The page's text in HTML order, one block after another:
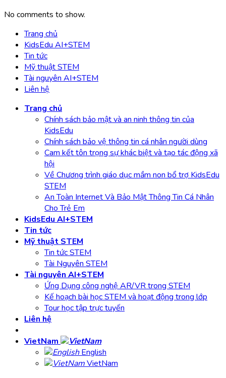
No comments to show.
Trang chủ
KidsEdu AI+STEM
Tin tức
Mỹ thuật STEM
Tài nguyên AI+STEM
Liên hệ
Trang chủ
Chính sách bảo mật và an ninh thông tin của
KidsEdu
Chính sách bảo vệ thông tin cá nhân người dùng
Cam kết tôn trọng sự khác biệt và tạo tác động xã
hội
Về Chương trình giáo dục mầm non bổ trợ KidsEdu
STEM
An Toàn Internet Và Bảo Mật Thông Tin Cá Nhân
Cho Trẻ Em
KidsEdu AI+STEM
Tin tức
Mỹ thuật STEM
Tin tức STEM
Tài Nguyên STEM
Tài nguyên AI+STEM
Ứng Dụng công nghệ AR/VR trong STEM
Kế hoạch bài học STEM và hoạt động trong lớp
Tour học tập trực tuyến
Liên hệ
VietNam
English
VietNam